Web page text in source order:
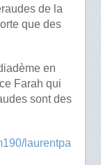
de la
que des
en
Farah qui
sont des
laurentpa